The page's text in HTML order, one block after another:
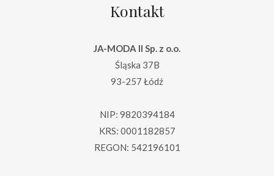
Kontakt
JA-MODA II Sp. z o.o.
Śląska 37B
93-257 Łódź
NIP: 9820394184
KRS: 0001182857
REGON: 542196101